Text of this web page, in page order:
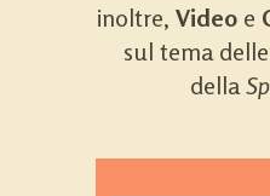
inoltre, Video e
sul tema delle
della